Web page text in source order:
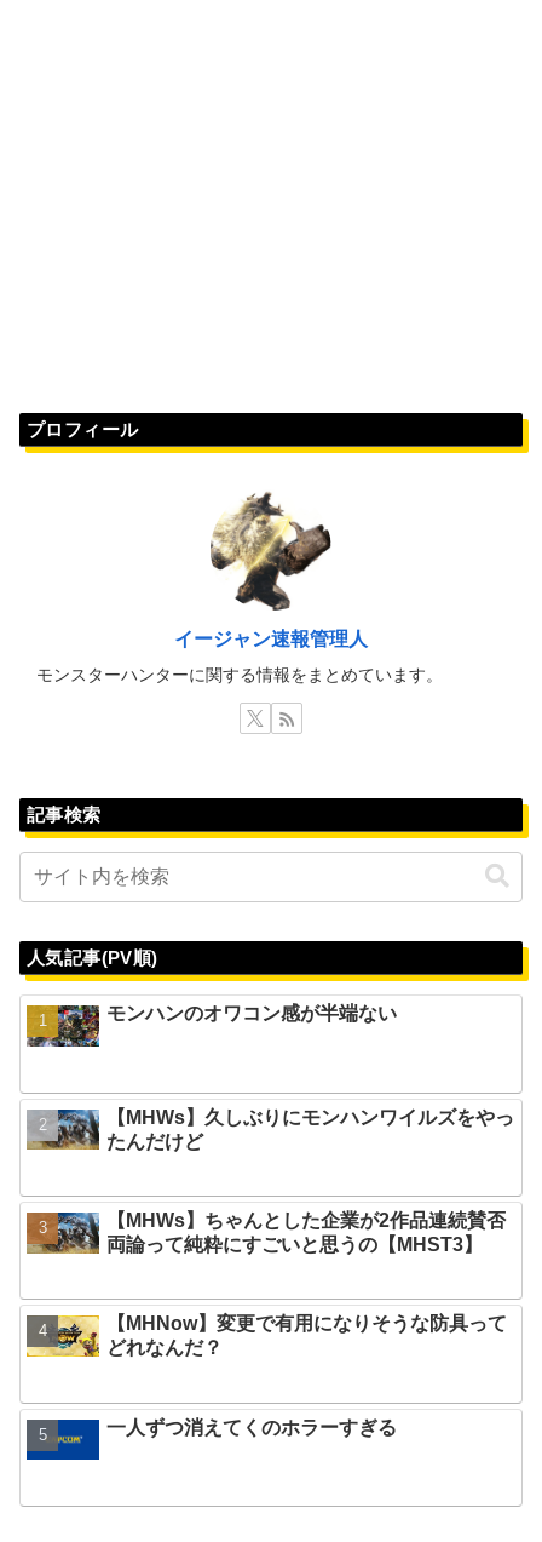
プロフィール
イージャン速報管理人
モンスターハンターに関する情報をまとめています。
記事検索
人気記事(PV順)
モンハンのオワコン感が半端ない
【MHWs】久しぶりにモンハンワイルズをやっ
たんだけど
【MHWs】ちゃんとした企業が2作品連続賛否
両論って純粋にすごいと思うの【MHST3】
【MHNow】変更で有用になりそうな防具って
どれなんだ？
一人ずつ消えてくのホラーすぎる